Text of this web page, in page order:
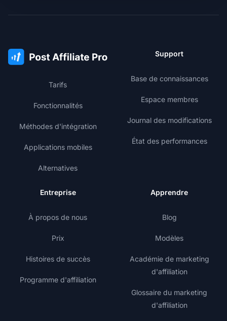
Tarifs
Fonctionnalités
Méthodes d'intégration
Applications mobiles
Alternatives
Support
Base de connaissances
Espace membres
Journal des modifications
État des performances
Entreprise
À propos de nous
Prix
Histoires de succès
Programme d'affiliation
Apprendre
Blog
Modèles
Académie de marketing
d'affiliation
Glossaire du marketing
d'affiliation